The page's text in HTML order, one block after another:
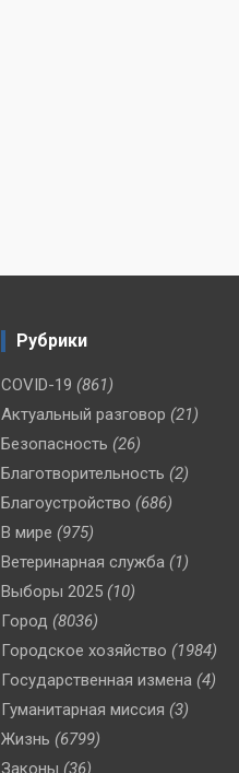
Рубрики
COVID-19 (861)
Актуальный разговор (21)
Безопасность (26)
Благотворительность (2)
Благоустройство (686)
В мире (975)
Ветеринарная служба (1)
Выборы 2025 (10)
Город (8036)
Городское хозяйство (1984)
Государственная измена (4)
Гуманитарная миссия (3)
Жизнь (6799)
Законы (36)